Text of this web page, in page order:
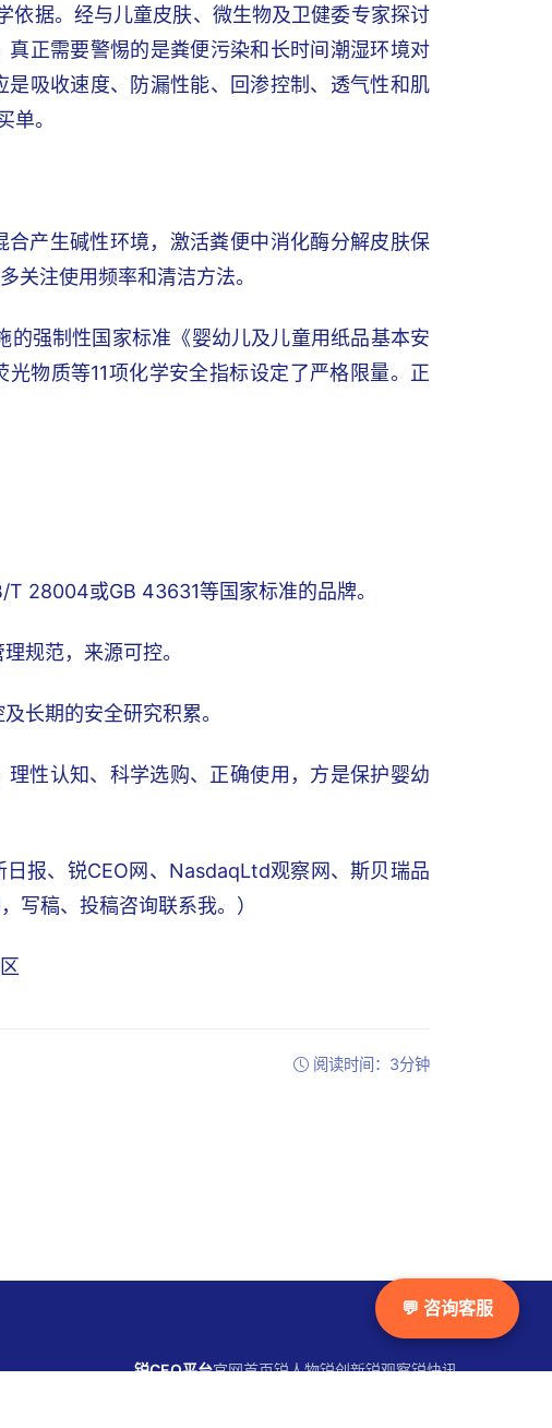
依据。经与儿童皮肤、微生物及卫健委专家探讨
正需要警惕的是粪便污染和长时间潮湿环境对
吸收速度、防漏性能、回渗控制、透气性和肌
单。
产生碱性环境，激活粪便中消化酶分解皮肤保
关注使用频率和清洁方法。
强制性国家标准《婴幼儿及儿童用纸品基本安
物质等11项化学安全指标设定了严格限量。正
28004或GB 43631等国家标准的品牌。
规范，来源可控。
长期的安全研究积累。
性认知、科学选购、正确使用，方是保护婴幼
日报、锐CEO网、NasdaqLtd观察网、斯贝瑞品
写稿、投稿咨询联系我。）
阅读时间：3分钟
锐CEO平台官网首页锐人物锐创新锐观察锐快讯
💬 咨询客服